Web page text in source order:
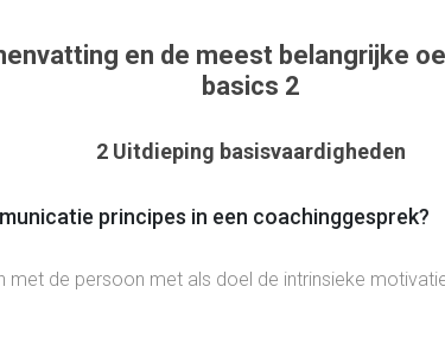
en de meest belangrijke
basics 2
2 Uitdieping basisvaardigheden
principes in een coachinggesprek?
met de persoon met als doel de intrinsieke